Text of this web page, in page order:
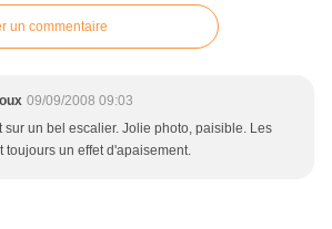
un commentaire
09/09/2008 09:03
sur un bel escalier. Jolie photo, paisible. Les
toujours un effet d'apaisement.